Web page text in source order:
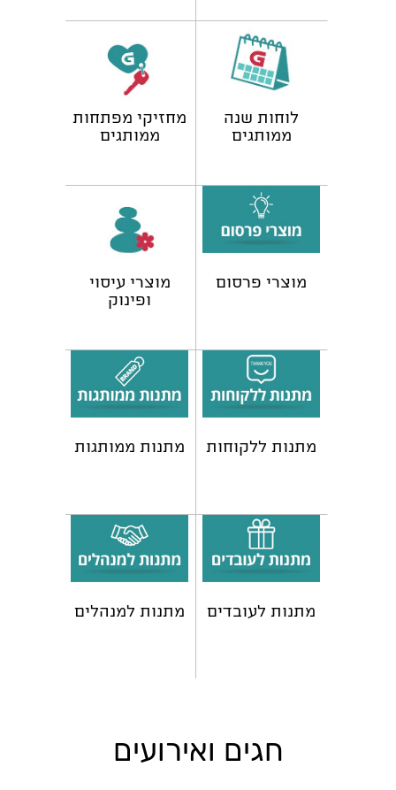
לוחות שנה
ממותגים
מחזיקי מפתחות
ממותגים
מוצרי פרסום
מוצרי עיסוי
ופינוק
מתנות ללקוחות מתנות ממותגות
מתנות לעובדים מתנות למנהלים
חגים ואירועים